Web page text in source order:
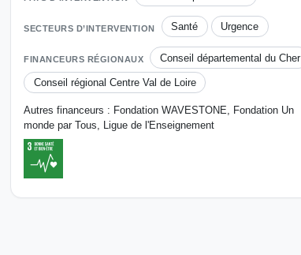
SECTEURS D’INTERVENTION Santé Urgence
FINANCEURS RÉGIONAUX Conseil départemental du Cher
Conseil régional Centre Val de Loire
Autres financeurs : Fondation WAVESTONE, Fondation Un
monde par Tous, Ligue de l'Enseignement